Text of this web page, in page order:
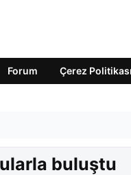
Forum Çerez Politikası
buluştu